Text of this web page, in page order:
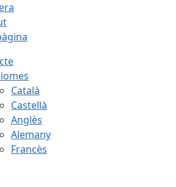
Català
Castellà
Anglès
Alemany
Francès